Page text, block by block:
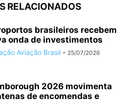
RELACIONADOS
brasileiros recebem
onda de investimentos
Aviação Brasil - 25/07/2026
2026 movimenta
de encomendas e